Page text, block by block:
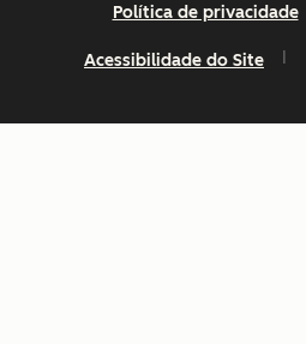
Política de privacidade
Acessibilidade do Site